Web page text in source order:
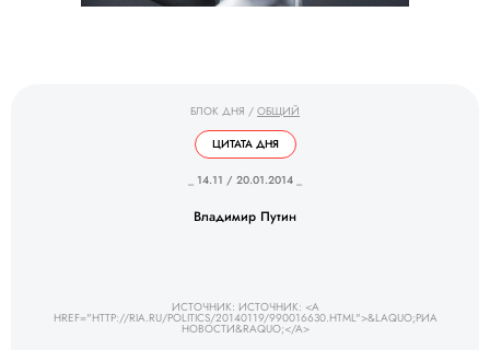
БЛОК ДНЯ / ОБЩИЙ
ЦИТАТА ДНЯ
_ 14.11 / 20.01.2014 _
Владимир Путин
ИСТОЧНИК: ИСТОЧНИК: <A
HREF="HTTP://RIA.RU/POLITICS/20140119/990016630.HTML">&LAQUO;РИА
НОВОСТИ&RAQUO;</A>